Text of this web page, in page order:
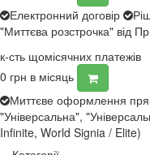
Електронний договір
"Миттєва розстрочка" від
к-сть щомісячних платежів
0 грн в місяць
Миттєве оформлення
"Універсальна",
Infinite, World Signia / Elite)